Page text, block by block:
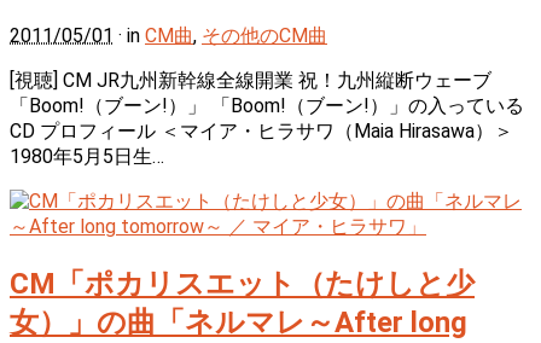
2011/05/01 · in CM曲, その他のCM曲
[視聴] CM JR九州新幹線全線開業 祝！九州縦断ウェーブ
「Boom!（ブーン!）」 「Boom!（ブーン!）」の入っている
CD プロフィール ＜マイア・ヒラサワ（Maia Hirasawa）＞
1980年5月5日生…
CM「ポカリスエット（たけしと少
女）」の曲「ネルマレ～After long